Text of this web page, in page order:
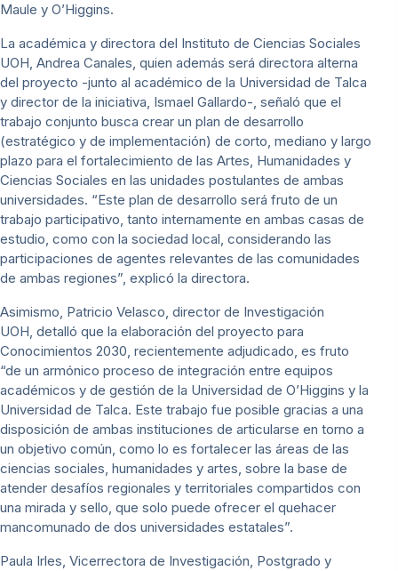
Maule y O’Higgins.
La académica y directora del Instituto de Ciencias Sociales
UOH, Andrea Canales, quien además será directora alterna
del proyecto -junto al académico de la Universidad de Talca
y director de la iniciativa, Ismael Gallardo-, señaló que el
trabajo conjunto busca crear un plan de desarrollo
(estratégico y de implementación) de corto, mediano y largo
plazo para el fortalecimiento de las Artes, Humanidades y
Ciencias Sociales en las unidades postulantes de ambas
universidades. “Este plan de desarrollo será fruto de un
trabajo participativo, tanto internamente en ambas casas de
estudio, como con la sociedad local, considerando las
participaciones de agentes relevantes de las comunidades
de ambas regiones”, explicó la directora.
Asimismo, Patricio Velasco, director de Investigación
UOH, detalló que la elaboración del proyecto para
Conocimientos 2030, recientemente adjudicado, es fruto
“de un armónico proceso de integración entre equipos
académicos y de gestión de la Universidad de O’Higgins y la
Universidad de Talca. Este trabajo fue posible gracias a una
disposición de ambas instituciones de articularse en torno a
un objetivo común, como lo es fortalecer las áreas de las
ciencias sociales, humanidades y artes, sobre la base de
atender desafíos regionales y territoriales compartidos con
una mirada y sello, que solo puede ofrecer el quehacer
mancomunado de dos universidades estatales”.
Paula Irles, Vicerrectora de Investigación, Postgrado y